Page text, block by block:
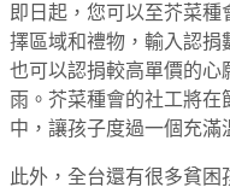
即日起，您可以至芥菜
擇區域和禮物，輸入認捐
也可以認捐較高單價的心
雨。芥菜種會的社工將
中，讓孩子度過一個充滿
此外，全台還有很多貧